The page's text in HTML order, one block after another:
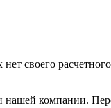
своего
компании.